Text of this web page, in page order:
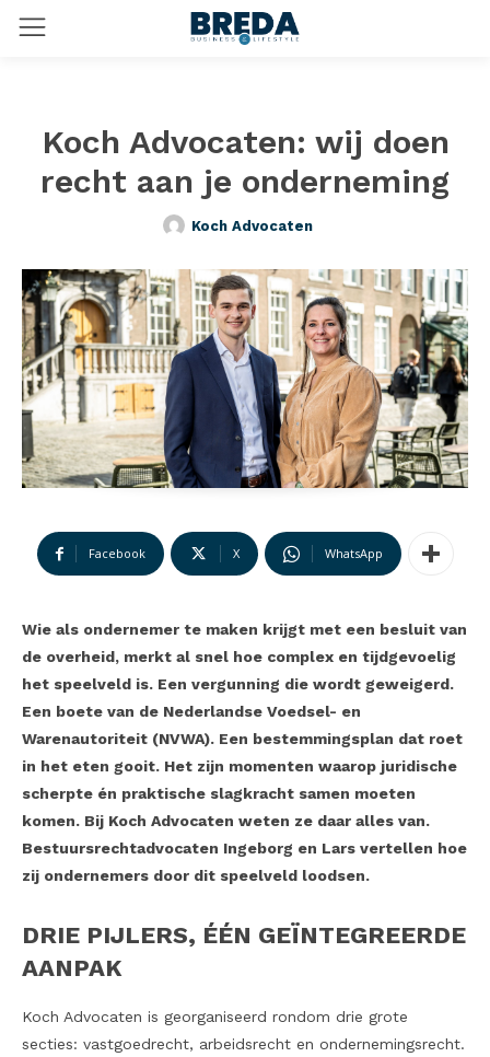
Koch Advocaten: wij doen
recht aan je onderneming
Koch Advocaten
Facebook X WhatsApp
Wie als ondernemer te maken krijgt met een besluit van
de overheid, merkt al snel hoe complex en tijdgevoelig
het speelveld is. Een vergunning die wordt geweigerd.
Een boete van de Nederlandse Voedsel- en
Warenautoriteit (NVWA). Een bestemmingsplan dat roet
in het eten gooit. Het zijn momenten waarop juridische
scherpte én praktische slagkracht samen moeten
komen. Bij Koch Advocaten weten ze daar alles van.
Bestuursrechtadvocaten Ingeborg en Lars vertellen hoe
zij ondernemers door dit speelveld loodsen.
DRIE PIJLERS, ÉÉN GEÏNTEGREERDE
AANPAK
Koch Advocaten is georganiseerd rondom drie grote
secties: vastgoedrecht, arbeidsrecht en ondernemingsrecht.